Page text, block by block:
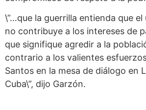
\”…que la guerrilla entienda que el
no contribuye a los intereses de
que signifique agredir a la
contrario a los valientes
Santos en la mesa de diálogo en
Cuba\”, dijo Garzón.